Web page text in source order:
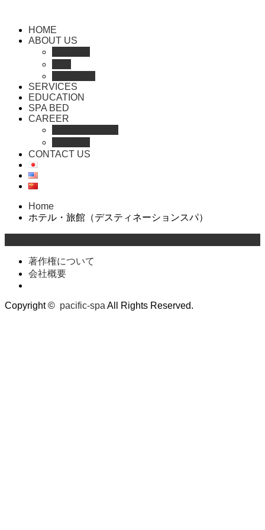
HOME
ABOUT US
SERVICES
EDUCATION
SPA BED
CAREER
CONTACT US
Home
ホテル・旅館（デスティネーションスパ）
著作権について
会社概要
Copyright © pacific-spa All Rights Reserved.